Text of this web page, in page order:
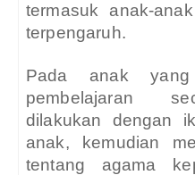
termasuk anak-
terpengaruh.
Pada anak yang
pembelajaran
dilakukan dengan
anak, kemudian
tentang agama